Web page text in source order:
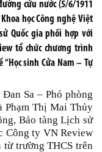
cứu nước (5/6/1911
học Công nghệ Việt
Quốc gia phối hợp với
tổ chức chương trình
sinh Cửa Nam – Tự
Sa – Phó phòng
Phạm Thị Mai Thủy
Bảo tàng Lịch sử
Công ty VN Review
trường THCS trên